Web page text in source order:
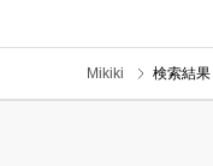
Mikiki 検索結果